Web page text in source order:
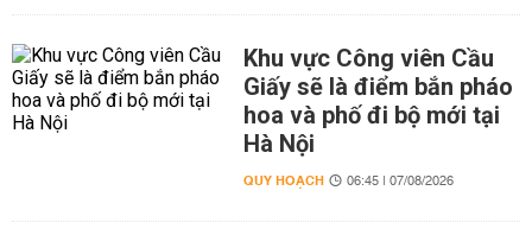
Khu vực Công viên Cầu
Giấy sẽ là điểm bắn pháo
hoa và phố đi bộ mới tại
Hà Nội
QUY HOẠCH 06:45 | 07/08/2026